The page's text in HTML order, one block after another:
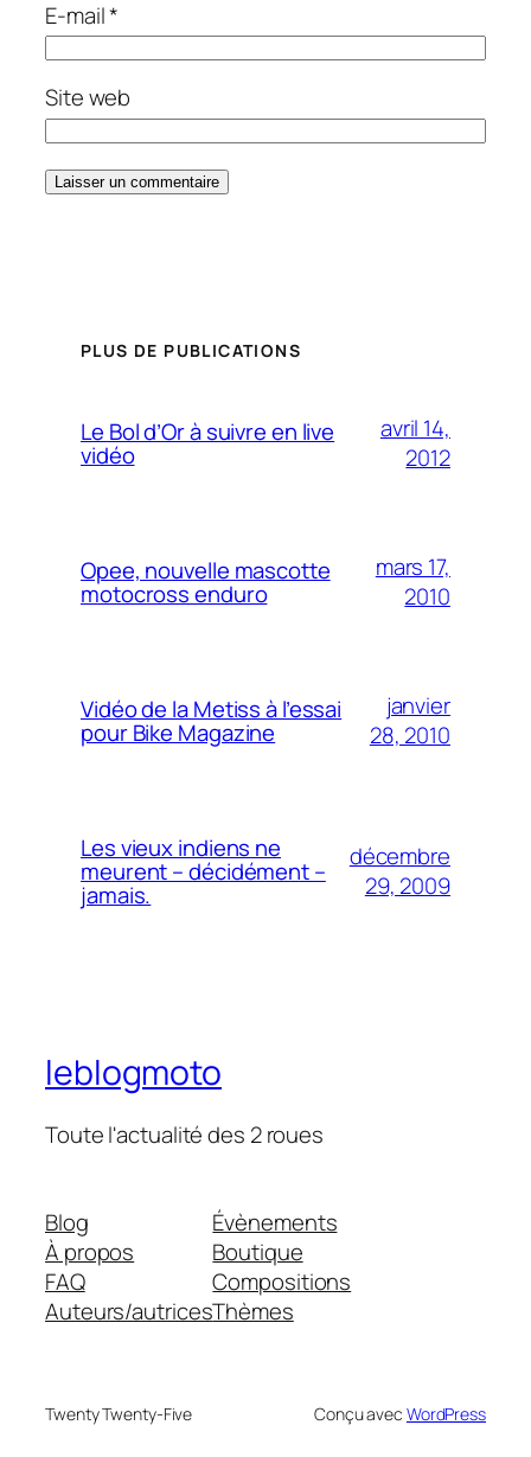
E-mail*
Site web
PLUS DE PUBLICATIONS
Le Bol d’Or à suivre en live
vidéo
avril 14,
2012
Opee, nouvelle mascotte
motocross enduro
mars 17,
2010
Vidéo de la Metiss à l’essai
pour Bike Magazine
janvier
28, 2010
Les vieux indiens ne
meurent – décidément –
jamais.
décembre
29, 2009
leblogmoto
Toute l'actualité des 2 roues
Blog
À propos
FAQ
Auteurs/autrices
Évènements
Boutique
Compositions
Thèmes
Twenty Twenty-Five Conçu avec WordPress